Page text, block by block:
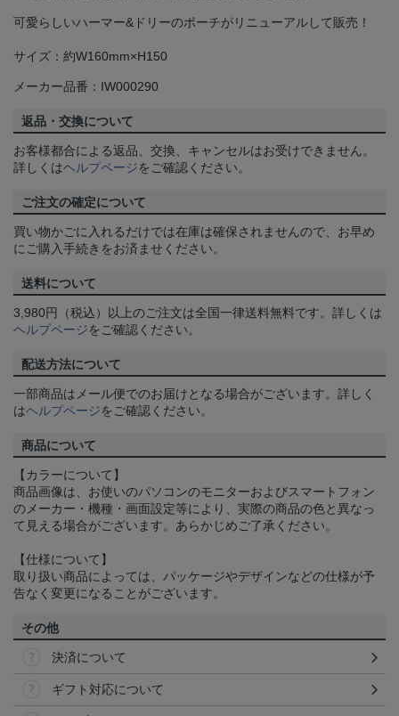
可愛らしいハーマー&ドリーのポーチがリニューアルして販売！
サイズ：約W160mm×H150
メーカー品番：IW000290
返品・交換について
お客様都合による返品、交換、キャンセルはお受けできません。
詳しくはヘルプページをご確認ください。
ご注文の確定について
買い物かごに入れるだけでは在庫は確保されませんので、お早め
にご購入手続きをお済ませください。
送料について
3,980円（税込）以上のご注文は全国一律送料無料です。詳しくは
ヘルプページをご確認ください。
配送方法について
一部商品はメール便でのお届けとなる場合がございます。詳しく
はヘルプページをご確認ください。
商品について
【カラーについて】
商品画像は、お使いのパソコンのモニターおよびスマートフォン
のメーカー・機種・画面設定等により、実際の商品の色と異なっ
て見える場合がございます。あらかじめご了承ください。
【仕様について】
取り扱い商品によっては、パッケージやデザインなどの仕様が予
告なく変更になることがございます。
その他
決済について
ギフト対応について